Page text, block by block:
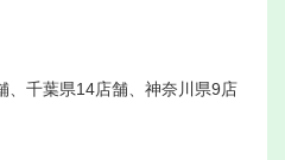
、千葉県14店舗、神奈川県9店